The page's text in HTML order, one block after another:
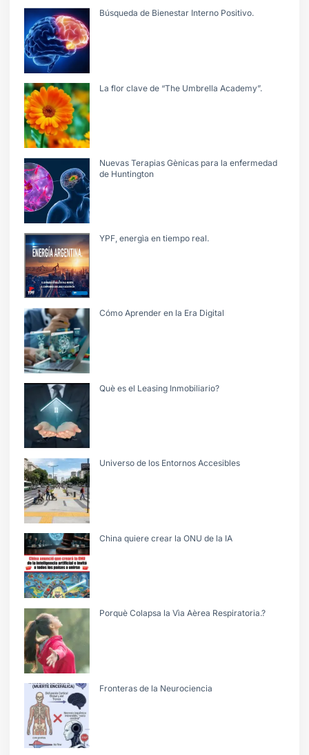
Búsqueda de Bienestar Interno Positivo.
La flor clave de “The Umbrella Academy”.
Nuevas Terapias Gènicas para la enfermedad
de Huntington
YPF, energìa en tiempo real.
Cómo Aprender en la Era Digital
Què es el Leasing Inmobiliario?
Universo de los Entornos Accesibles
China quiere crear la ONU de la IA
Porquè Colapsa la Vìa Aèrea Respiratoria.?
Fronteras de la Neurociencia